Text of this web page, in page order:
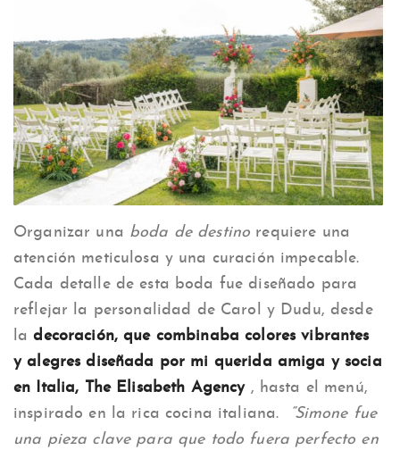
Organizar una boda de destino requiere una
atención meticulosa y una curación impecable.
Cada detalle de esta boda fue diseñado para
reflejar la personalidad de Carol y Dudu, desde
ladecoración, que combinaba colores vibrantes
y alegres diseñada por mi querida amiga y socia
en Italia, The Elisabeth Agency, hasta el menú,
inspirado en la rica cocina italiana.
“Simone fue
una pieza clave para que todo fuera perfecto en